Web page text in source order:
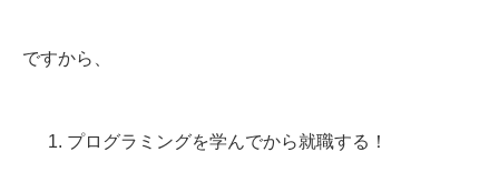
ですから、
プログラミングを学んでから就職する！